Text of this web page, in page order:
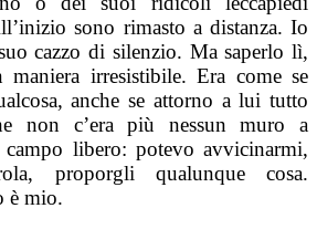
sono rimasto a distanza. Io
cazzo di silenzio. Ma saperlo lì,
irresistibile. Era come se
anche se attorno a lui tutto
non c’era più nessun muro a
libero: potevo avvicinarmi,
proporgli qualunque cosa.
è mio.